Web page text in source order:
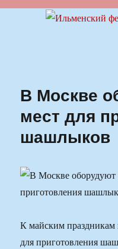
Ильменский
В Москве
мест для
шашлыков
К майским праздникам
для приготовления